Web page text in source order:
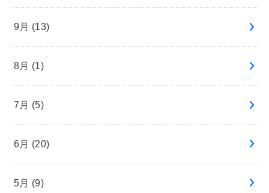
9月 (13)
8月 (1)
7月 (5)
6月 (20)
5月 (9)